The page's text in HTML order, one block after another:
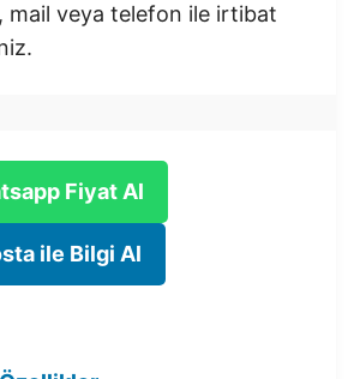
mail veya telefon ile irtibat
Fiyat Al
ile Bilgi Al